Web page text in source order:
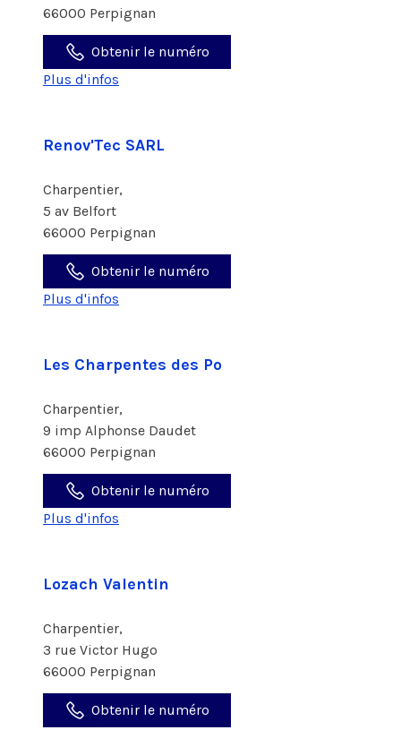
66000 Perpignan
Obtenir le numéro
Plus d'infos
Renov'Tec SARL
Charpentier,
5 av Belfort
66000 Perpignan
Obtenir le numéro
Plus d'infos
Les Charpentes des Po
Charpentier,
9 imp Alphonse Daudet
66000 Perpignan
Obtenir le numéro
Plus d'infos
Lozach Valentin
Charpentier,
3 rue Victor Hugo
66000 Perpignan
Obtenir le numéro